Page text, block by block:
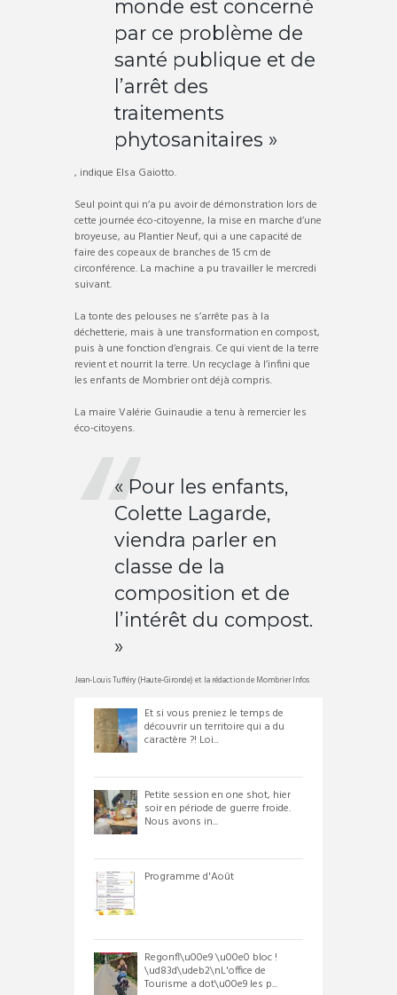
monde est concerné
par ce problème de
santé publique et de
l’arrêt des
traitements
phytosanitaires »
, indique Elsa Gaiotto.
Seul point qui n’a pu avoir de démonstration lors de
cette journée éco-citoyenne, la mise en marche d’une
broyeuse, au Plantier Neuf, qui a une capacité de
faire des copeaux de branches de 15 cm de
circonférence. La machine a pu travailler le mercredi
suivant.
La tonte des pelouses ne s’arrête pas à la
déchetterie, mais à une transformation en compost,
puis à une fonction d’engrais. Ce qui vient de la terre
revient et nourrit la terre. Un recyclage à l’infini que
les enfants de Mombrier ont déjà compris.
La maire Valérie Guinaudie a tenu à remercier les
éco-citoyens.
« Pour les enfants,
Colette Lagarde,
viendra parler en
classe de la
composition et de
l’intérêt du compost.
»
Jean-Louis Tufféry (Haute-Gironde) et la rédaction de Mombrier Infos
Et si vous preniez le temps de
découvrir un territoire qui a du
caractère ?! Loi...
Petite session en one shot, hier
soir en période de guerre froide.
Nous avons in...
Programme d'Août
Regonfl\u00e9 \u00e0 bloc !
\ud83d\udeb2\nL'office de
Tourisme a dot\u00e9 les p...